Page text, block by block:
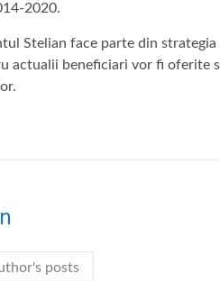
2020.
Stelian face parte din
actualii beneficiari vor fi oferite
posts